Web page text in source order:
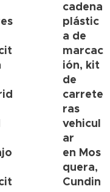
cadena
plástic
a de
marcac
ión, kit
de
carrete
ras
vehicul
ar
en Mos
quera,
Cundin